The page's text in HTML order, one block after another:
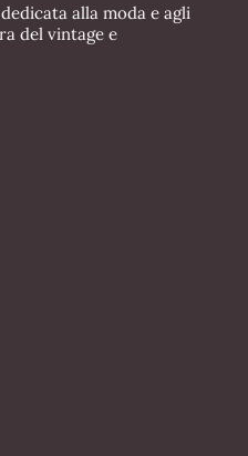
alla moda e agli
del vintage e